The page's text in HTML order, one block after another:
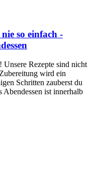
so einfach -
Unsere Rezepte sind nicht
wird ein
Schritten zauberst du
ist innerhalb